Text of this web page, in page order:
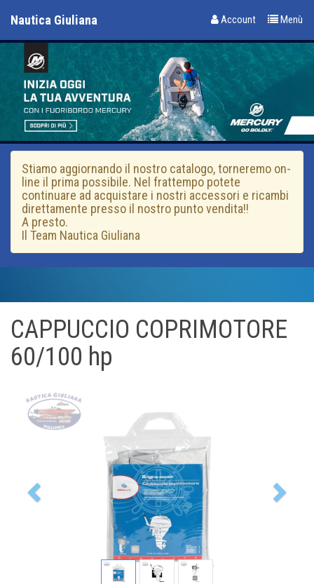
Menù
Account
Nautica Giuliana
Stiamo aggiornando il nostro catalogo, torneremo on-
line il prima possibile. Nel frattempo potete
continuare ad acquistare i nostri accessori e ricambi
direttamente presso il nostro punto vendita!!
A presto.
Il Team Nautica Giuliana
CAPPUCCIO COPRIMOTORE
60/100 hp
Previous